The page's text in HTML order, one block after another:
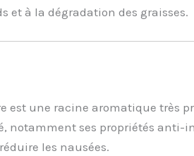
et à la dégradation des graisses.
est une racine aromatique très
notamment ses propriétés
les nausées.